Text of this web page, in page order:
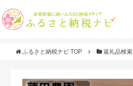
ふるさと納税ナビ TOP 返礼品検索